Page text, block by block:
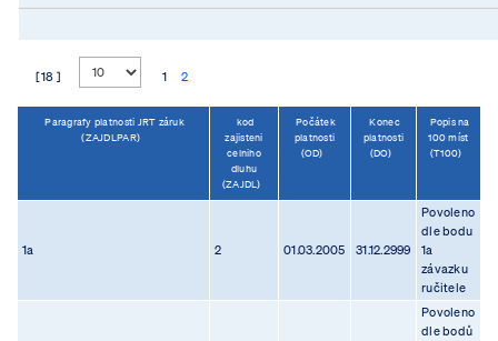
[ 18 ] 1 2
Paragrafy platnosti JRT záruk
(ZAJDLPAR)
kod
zajisteni
celniho
dluhu
(ZAJDL)
Počátek
platnosti
(OD)
Konec
platnosti
(DO)
Popis na
100 míst
(T100)
1a 2 01.03.2005 31.12.2999
Povoleno
dle bodu
1a
závazku
ručitele
Povoleno
dle bodů